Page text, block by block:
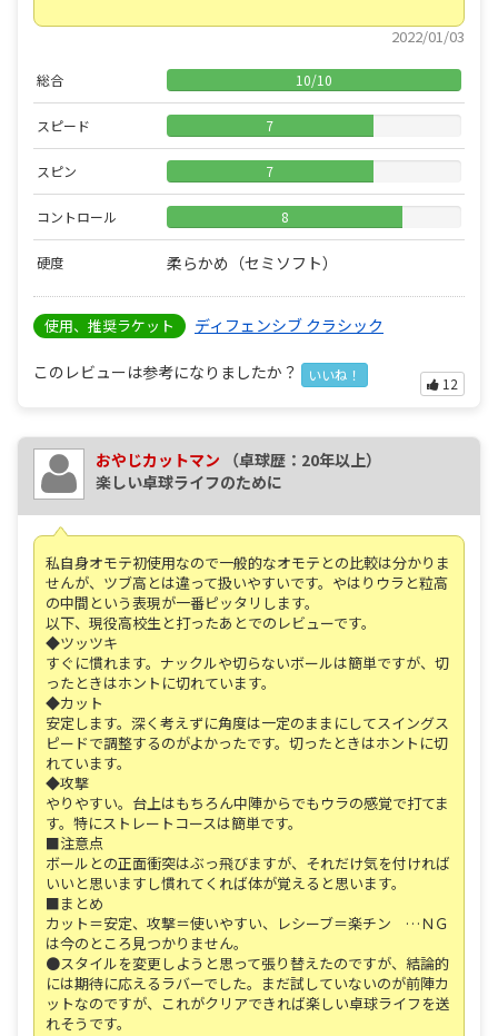
2022/01/03
総合 10/10
スピード 7
スピン 7
コントロール 8
硬度 柔らかめ（セミソフト）
使用、推奨ラケット ディフェンシブ クラシック
このレビューは参考になりましたか？ いいね！
12
おやじカットマン
（卓球歴：20年以上）
楽しい卓球ライフのために
私自身オモテ初使用なので一般的なオモテとの比較は分かりま
せんが、ツブ高とは違って扱いやすいです。やはりウラと粒高
の中間という表現が一番ピッタリします。
以下、現役高校生と打ったあとでのレビューです。
◆ツッツキ
すぐに慣れます。ナックルや切らないボールは簡単ですが、切
ったときはホントに切れています。
◆カット
安定します。深く考えずに角度は一定のままにしてスイングス
ピードで調整するのがよかったです。切ったときはホントに切
れています。
◆攻撃
やりやすい。台上はもちろん中陣からでもウラの感覚で打てま
す。特にストレートコースは簡単です。
■注意点
ボールとの正面衝突はぶっ飛びますが、それだけ気を付ければ
いいと思いますし慣れてくれば体が覚えると思います。
■まとめ
カット＝安定、攻撃＝使いやすい、レシーブ＝楽チン …ＮＧ
は今のところ見つかりません。
●スタイルを変更しようと思って張り替えたのですが、結論的
には期待に応えるラバーでした。まだ試していないのが前陣カ
ットなのですが、これがクリアできれば楽しい卓球ライフを送
れそうです。